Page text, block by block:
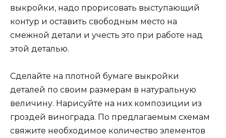
выкройки, надо прорисовать выступающий
контур и оставить свободным место на
смежной детали и учесть это при работе над
этой деталью.
Сделайте на плотной бумаге выкройки
деталей по своим размерам в натуральную
величину. Нарисуйте на них композиции из
гроздей винограда. По предлагаемым схемам
свяжите необходимое количество элементов